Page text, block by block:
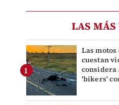
LAS MÁS
Las
cuestan
considera
'bikers'